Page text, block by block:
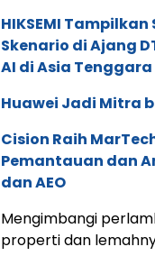
HIKSEMI
Skenario di Ajang
AI di Asia Tenggara
Huawei Jadi Mitra
Cision Raih
Pemantauan dan
dan AEO
Mengimbangi
properti dan